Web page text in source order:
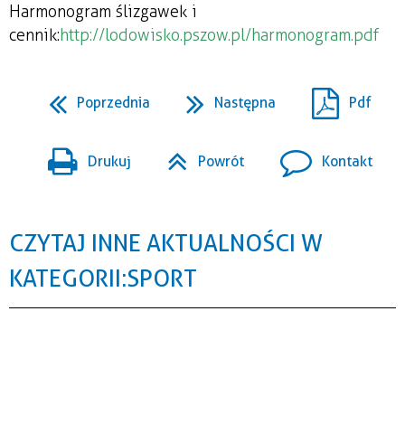
Harmonogram ślizgawek i
cennik:http://lodowisko.pszow.pl/harmonogram.pdf
Poprzednia Następna Pdf
Drukuj Powrót Kontakt
CZYTAJ INNE AKTUALNOŚCI W
KATEGORII: SPORT